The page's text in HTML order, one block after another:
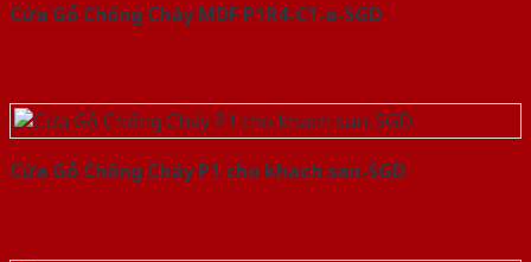
Cửa Gỗ Chống Cháy MDF P1R4-C1-a-SGD
Cửa Gỗ Chống Cháy P1 cho khach san-SGD